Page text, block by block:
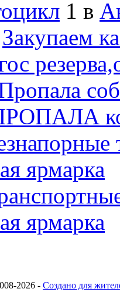
1 в
Закупаем
ярмарка
ярмарка
2026 - Создано для